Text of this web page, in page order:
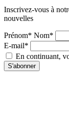
Inscrivez-vous à
nouvelles
Prénom* Nom*
E-mail*
En continuant,